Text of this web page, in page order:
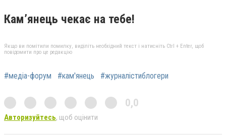
Кам’янець чекає на тебе!
Якщо ви помітили помилку, виділіть необхідний текст і натисніть Ctrl + Enter, щоб
повідомити про це редакцію
#медіа-форум #кам'янець #журналістиблогери
0,0
Авторизуйтесь, щоб оцінити